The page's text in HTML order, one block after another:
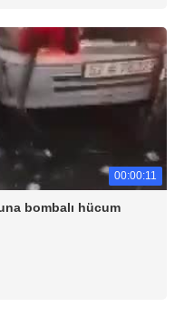
00:00:11
bombalı hücum